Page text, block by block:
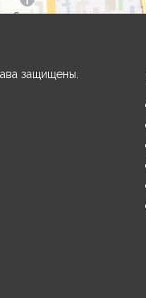
защищены.